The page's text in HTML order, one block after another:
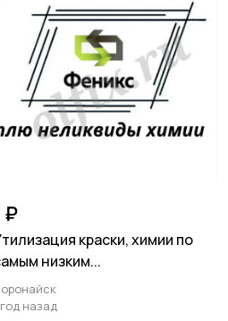
₽
краски, химии по
низким...
год назад